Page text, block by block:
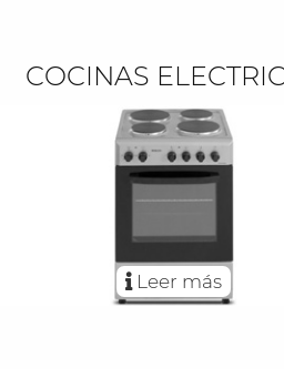
COCINAS
Leer más